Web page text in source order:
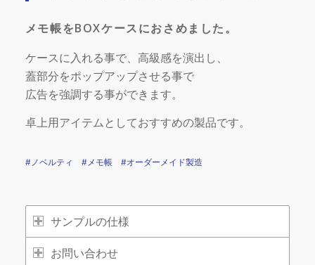
メモ帳をBOXケースにおさめました。
ケースに入れる事で、高級感を演出し、
蓋部分をポップアップさせる事で
広告を強調する事ができます。
卓上用アイテムとしておすすめの製品です。
#ノベルティ #メモ帳 #オーダーメイド製造
サンプルの仕様
お問い合わせ